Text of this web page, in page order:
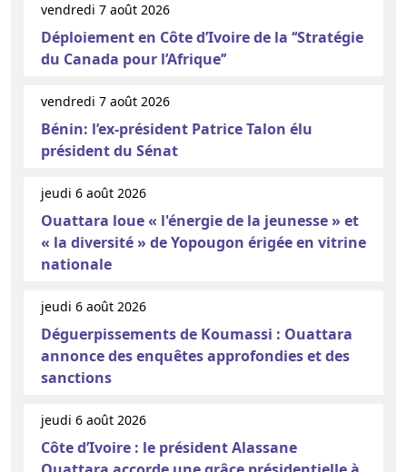
vendredi 7 août 2026
Déploiement en Côte d’Ivoire de la ‘‘Stratégie
du Canada pour l’Afrique’’
vendredi 7 août 2026
Bénin: l’ex-président Patrice Talon élu
président du Sénat
jeudi 6 août 2026
Ouattara loue « l'énergie de la jeunesse » et
« la diversité » de Yopougon érigée en vitrine
nationale
jeudi 6 août 2026
Déguerpissements de Koumassi : Ouattara
annonce des enquêtes approfondies et des
sanctions
jeudi 6 août 2026
Côte d’Ivoire : le président Alassane